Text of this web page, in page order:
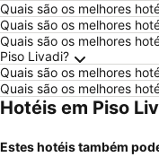
Quais são os melhores
Quais são os melhores
Quais são os melhores
Piso Livadi?
Quais são os melhores
Quais são os melhores
Hotéis em Piso
Estes hotéis também